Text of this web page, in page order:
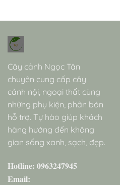
Cây cảnh Ngọc Tân
chuyên cung cấp cây
cảnh nội, ngoại thất cùng
những phụ kiện, phân bón
hỗ trợ. Tự hào giúp khách
hàng hướng đến không
gian sống xanh, sạch, đẹp.
Hotline: 0963247945
Email: